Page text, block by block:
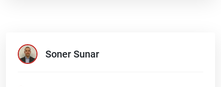
Soner Sunar